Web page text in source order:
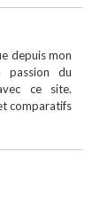
depuis mon
passion du
ce site.
comparatifs